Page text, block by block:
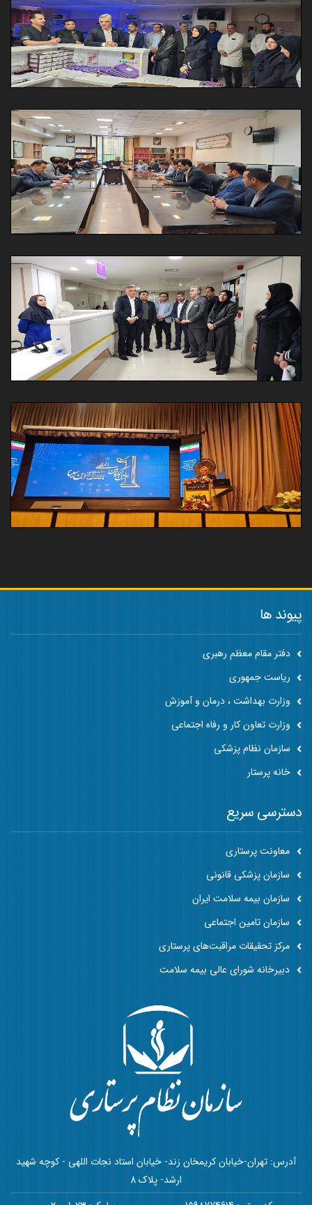
پیوند ها
دفتر مقام معظم رهبری
ریاست جمهوری
وزارت بهداشت ، درمان و آموزش
وزارت تعاون کار و رفاه اجتماعی
سازمان نظام پزشکی
خانه پرستار
آدرس: تهران-خیابان کریمخان زند- خیابان استاد نجات اللهی - کوچه شهید
ارشد- پلاک 8
دسترسی سریع
معاونت پرستاری
سازمان پزشکی قانونی
سازمان بیمه سلامت ایران
سازمان تامین اجتماعی
مرکز تحقیقات مراقبت‌های پرستاری
دبیرخانه شورای عالی بیمه سلامت